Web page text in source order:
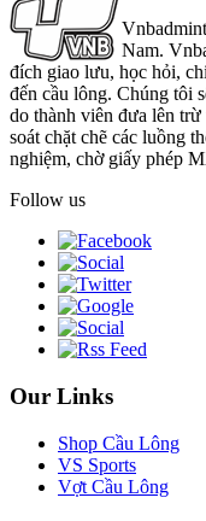
Nam.
đích giao lưu, học hỏi,
đến cầu lông. Chúng tôi
do thành viên đưa lên
soát chặt chẽ các luồng
nghiệm, chờ giấy phép
Follow us
Our Links
Shop Cầu Lông
VS Sports
Vợt Cầu Lông